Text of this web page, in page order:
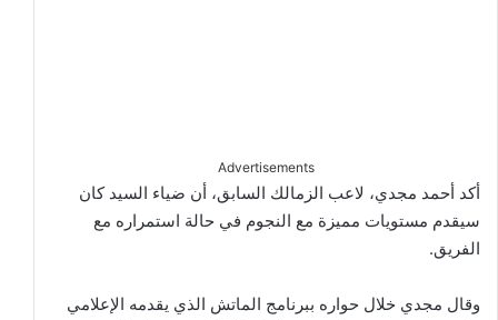
Advertisements
أكد أحمد مجدي، لاعب الزمالك السابق، أن ضياء السيد كان
سيقدم مستويات مميزة مع النجوم في حالة استمراره مع
الفريق.
وقال مجدي خلال حواره ببرنامج الماتش الذي يقدمه الإعلامي